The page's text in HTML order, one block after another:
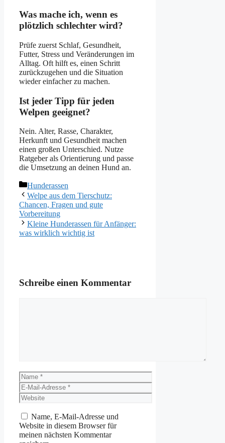
Was mache ich, wenn es
plötzlich schlechter wird?
Prüfe zuerst Schlaf, Gesundheit,
Futter, Stress und Veränderungen im
Alltag. Oft hilft es, einen Schritt
zurückzugehen und die Situation
wieder einfacher zu machen.
Ist jeder Tipp für jeden
Welpen geeignet?
Nein. Alter, Rasse, Charakter,
Herkunft und Gesundheit machen
einen großen Unterschied. Nutze
Ratgeber als Orientierung und passe
die Umsetzung an deinen Hund an.
Kategorien
Hunderassen
Welpe aus dem Tierschutz:
Chancen, Fragen und gute
Vorbereitung
Kleine Hunderassen für Anfänger:
was wirklich wichtig ist
Schreibe einen Kommentar
Name
E-
Mail-
Adresse
Website
Name, E-Mail-Adresse und
Website in diesem Browser für
meinen nächsten Kommentar